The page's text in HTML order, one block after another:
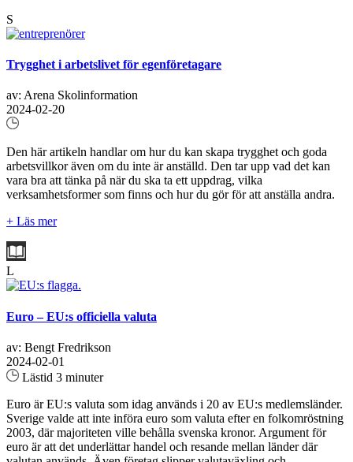
S
Trygghet i arbetslivet för egenföretagare
av: Arena Skolinformation
2024-02-20
Den här artikeln handlar om hur du kan skapa trygghet och goda
arbetsvillkor även om du inte är anställd. Den tar upp vad det kan
vara bra att tänka på när du ska ta ett uppdrag, vilka
verksamhetsformer som finns och hur du gör för att anställa andra.
+ Läs mer
L
Euro – EU:s officiella valuta
av: Bengt Fredrikson
2024-02-01
Lästid 3 minuter
Euro är EU:s valuta som idag används i 20 av EU:s medlemsländer.
Sverige valde att inte införa euro som valuta efter en folkomröstning
2003, där majoriteten ville behålla svenska kronor. Argument för
euro är att det underlättar handel och resande mellan länder där